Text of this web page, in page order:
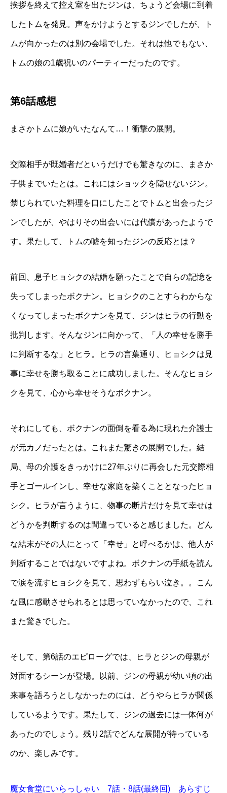
挨拶を終えて控え室を出たジンは、ちょうど会場に到着
したトムを発見。声をかけようとするジンでしたが、ト
ムが向かったのは別の会場でした。それは他でもない、
トムの娘の1歳祝いのパーティーだったのです。
第6話感想
まさかトムに娘がいたなんて…！衝撃の展開。
交際相手が既婚者だというだけでも驚きなのに、まさか
子供までいたとは。これにはショックを隠せないジン。
禁じられていた料理を口にしたことでトムと出会ったジ
ンでしたが、やはりその出会いには代償があったようで
す。果たして、トムの嘘を知ったジンの反応とは？
前回、息子ヒョシクの結婚を願ったことで自らの記憶を
失ってしまったボクナン。ヒョシクのことすらわからな
くなってしまったボクナンを見て、ジンはヒラの行動を
批判します。そんなジンに向かって、「人の幸せを勝手
に判断するな」とヒラ。ヒラの言葉通り、ヒョシクは見
事に幸せを勝ち取ることに成功しました。そんなヒョシ
クを見て、心から幸せそうなボクナン。
それにしても、ボクナンの面倒を看る為に現れた介護士
が元カノだったとは。これまた驚きの展開でした。結
局、母の介護をきっかけに27年ぶりに再会した元交際相
手とゴールインし、幸せな家庭を築くこととなったヒョ
シク。ヒラが言うように、物事の断片だけを見て幸せは
どうかを判断するのは間違っていると感じました。どん
な結末がその人にとって「幸せ」と呼べるかは、他人が
判断することではないですよね。ボクナンの手紙を読ん
で涙を流すヒョシクを見て、思わずもらい泣き。。こん
な風に感動させられるとは思っていなかったので、これ
また驚きでした。
そして、第6話のエピローグでは、ヒラとジンの母親が
対面するシーンが登場。以前、ジンの母親が幼い頃の出
来事を語ろうとしなかったのには、どうやらヒラが関係
しているようです。果たして、ジンの過去には一体何が
あったのでしょう。残り2話でどんな展開が待っている
のか、楽しみです。
魔女食堂にいらっしゃい 7話・8話(最終回) あらすじ